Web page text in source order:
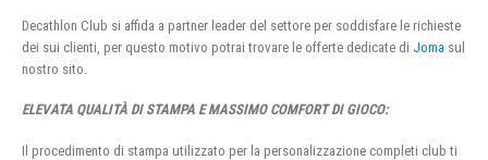
Decathlon Club si affida a partner leader del settore per soddisfare le richieste
dei sui clienti, per questo motivo potrai trovare le offerte dedicate di Joma sul
nostro sito.
ELEVATA QUALITÀ DI STAMPA E MASSIMO COMFORT DI GIOCO:
Il procedimento di stampa utilizzato per la personalizzazione completi club ti